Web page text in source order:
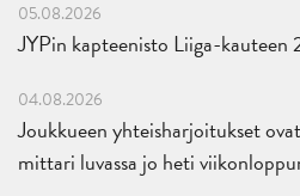
05.08.2026
JYPin kapteenisto Liiga-
04.08.2026
Joukkueen yhteisharjoitukset
mittari luvassa jo heti